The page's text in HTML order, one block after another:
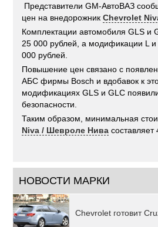
Представители GM-АвтоВАЗ
цен на внедорожникChevrolet
Комплектации автомобиля GLS и
25 000 рублей, а модификации L
000 рублей.
Повышение цен связано с
АБС фирмы Bosch и вдобавок к
модификациях GLS и GLC
безопасности.
Таким образом, минимальная
Niva / Шевроле Нива составляет
НОВОСТИ МАРКИ
Chevrolet готовит